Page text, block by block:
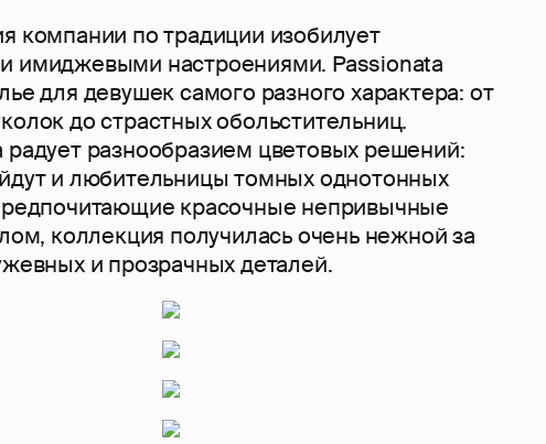
компании по традиции изобилует
имиджевыми настроениями. Passionata
для девушек самого разного характера: от
до страстных обольстительниц.
радует разнообразием цветовых решений:
и любительницы томных однотонных
красочные непривычные
коллекция получилась очень нежной за
и прозрачных деталей.